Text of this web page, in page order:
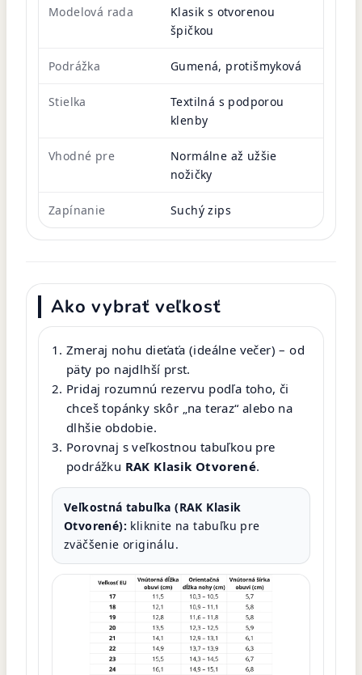
Modelová rada
Klasik s otvorenou
špičkou
Podrážka Gumená, protišmyková
Stielka
Textilná s podporou
klenby
Vhodné pre
Normálne až užšie
nožičky
Zapínanie Suchý zips
Ako vybrať veľkosť
Zmeraj nohu dieťaťa (ideálne večer) – od
päty po najdlhší prst.
Pridaj rozumnú rezervu podľa toho, či
chceš topánky skôr „na teraz“ alebo na
dlhšie obdobie.
Porovnaj s veľkostnou tabuľkou pre
podrážku RAK Klasik Otvorené.
Veľkostná tabuľka (RAK Klasik
Otvorené): kliknite na tabuľku pre
zväčšenie originálu.